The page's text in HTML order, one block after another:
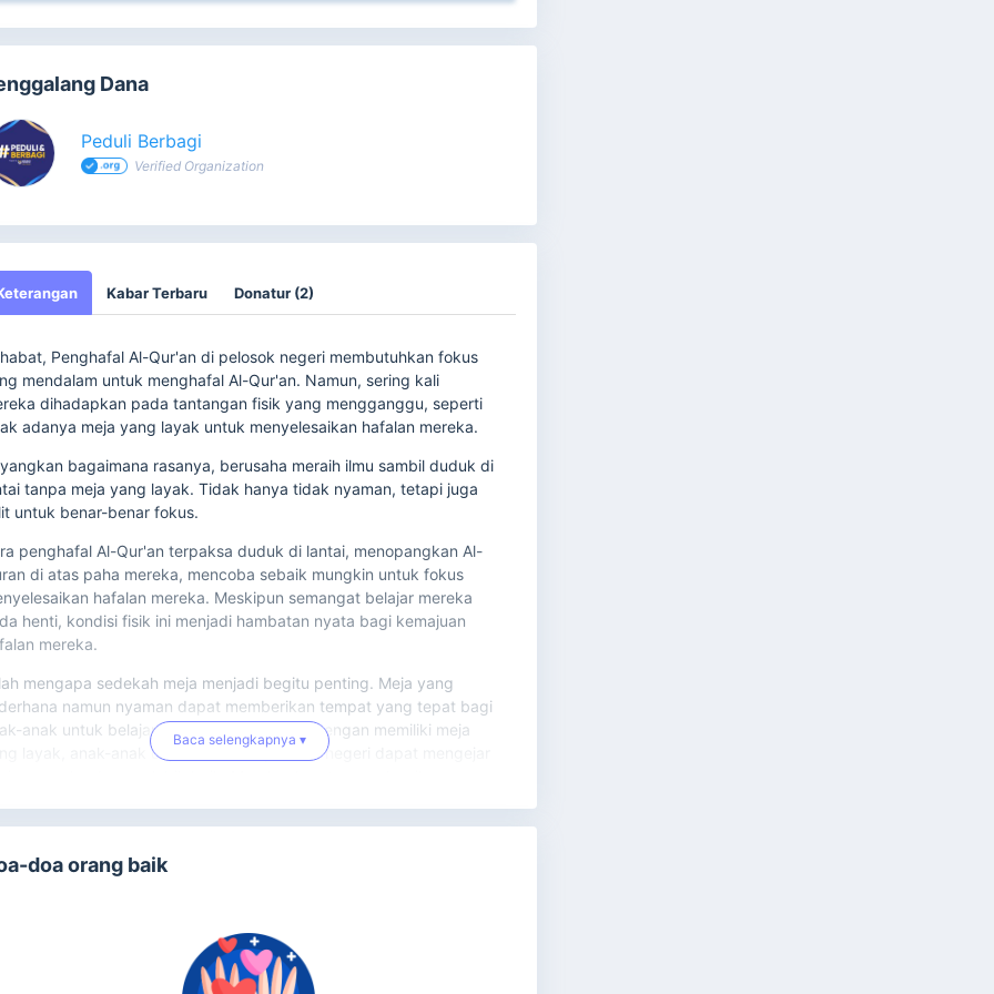
Dana
Peduli Berbagi
Verified Organization
Kabar Terbaru Donatur (2)
Penghafal Al-Qur'an di pelosok negeri membutuhkan fokus
mendalam untuk menghafal Al-Qur'an. Namun, sering kali
dihadapkan pada tantangan fisik yang mengganggu, seperti
adanya meja yang layak untuk menyelesaikan hafalan mereka.
bagaimana rasanya, berusaha meraih ilmu sambil duduk di
tanpa meja yang layak. Tidak hanya tidak nyaman, tetapi juga
untuk benar-benar fokus.
penghafal Al-Qur'an terpaksa duduk di lantai, menopangkan Al-
di atas paha mereka, mencoba sebaik mungkin untuk fokus
hafalan mereka. Meskipun semangat belajar mereka
henti, kondisi fisik ini menjadi hambatan nyata bagi kemajuan
mereka.
mengapa sedekah meja menjadi begitu penting. Meja yang
namun nyaman dapat memberikan tempat yang tepat bagi
anak untuk belajar dengan konsentrasi. Dengan memiliki meja
layak, anak-anak di pesantren di pelosok negeri dapat mengejar
simbol dari penghargaan usaha mereka yang semangat
Baca selengkapnya ▾
doa orang baik